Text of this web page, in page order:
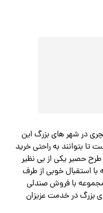
در شهر های بزرگ این
تا بتوانند به راحتی خرید
حصیر یکی از بی نظیر
استقبال خوبی از طرف
مجموعه با فروش صندلی
بزرگ در خدمت عزیزان